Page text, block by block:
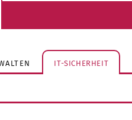
IT-SICHERHEIT